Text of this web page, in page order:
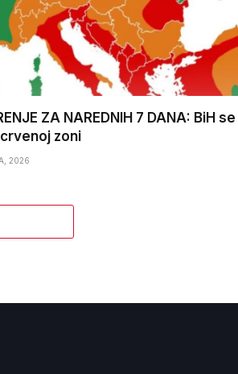
ZA NAREDNIH 7 DANA: BiH se
zoni
2026